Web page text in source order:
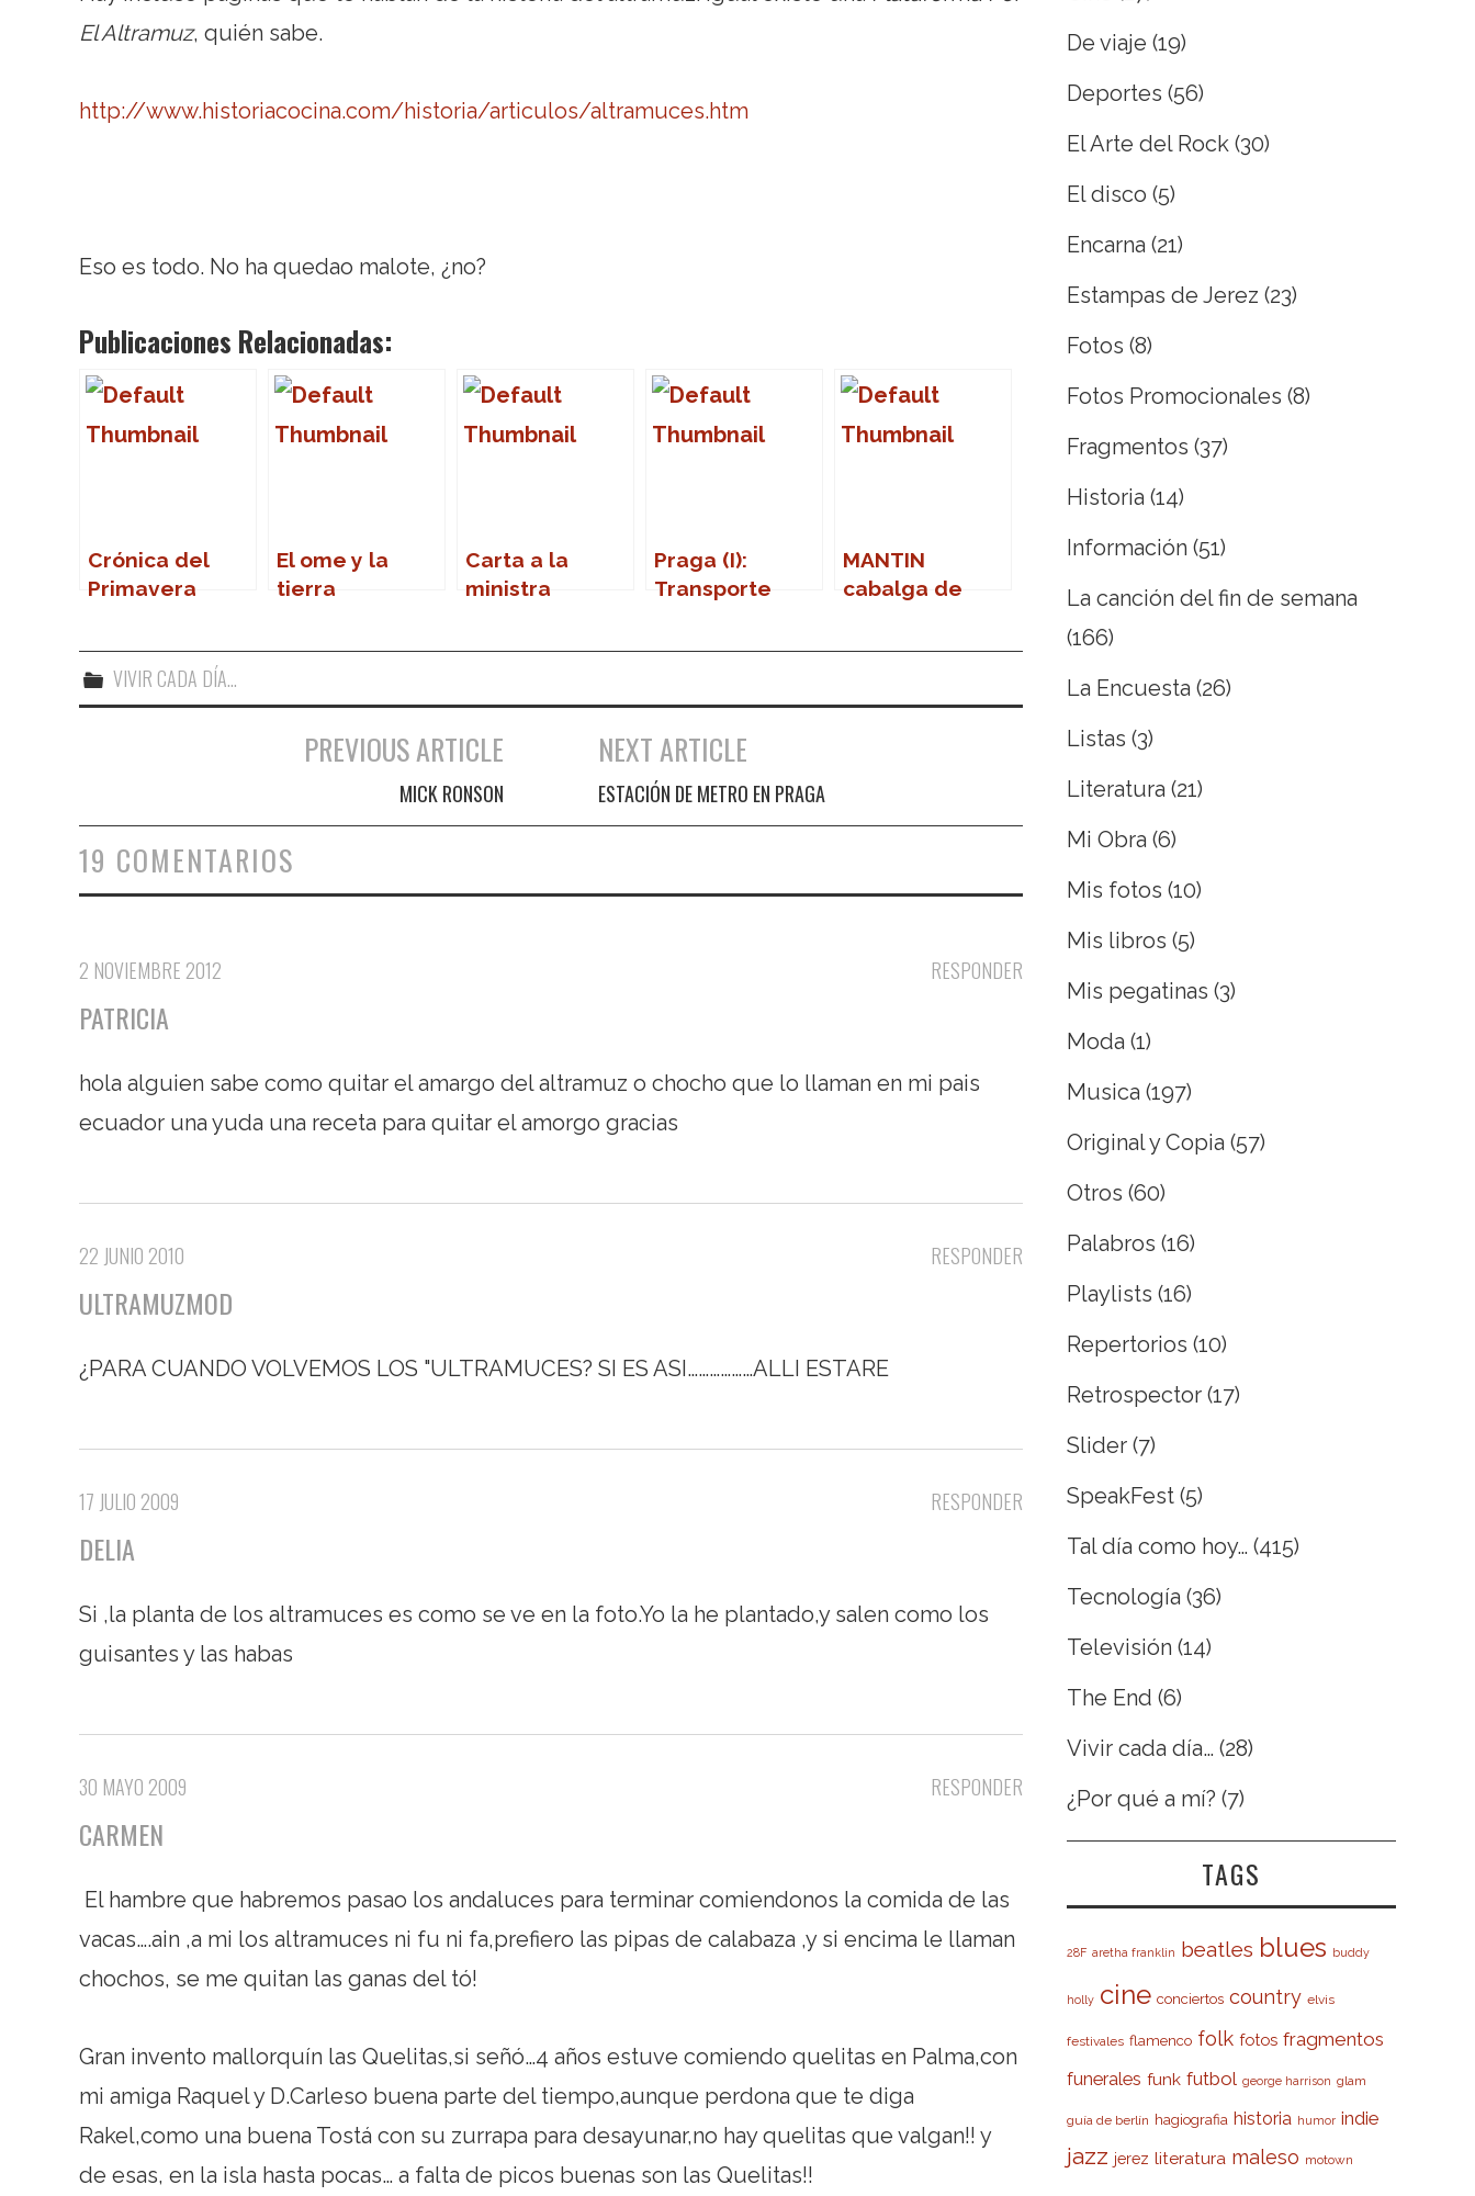
El Altramuz, quién sabe.
http://www.historiacocina.com/historia/articulos/altramuces.htm
Eso es todo. No ha quedao malote, ¿no?
Publicaciones Relacionadas:
Crónica del
Primavera
El ome y la
tierra
Carta a la
ministra
Praga (I):
Transporte
MANTIN
cabalga de
VIVIR CADA DÍA...
Navegación de entradas
PREVIOUS ARTICLE
MICK RONSON
NEXT ARTICLE
ESTACIÓN DE METRO EN PRAGA
19 COMENTARIOS
RESPONDER
2 NOVIEMBRE 2012
PATRICIA
hola alguien sabe como quitar el amargo del altramuz o chocho que lo llaman en mi pais
ecuador una yuda una receta para quitar el amorgo gracias
RESPONDER
22 JUNIO 2010
ULTRAMUZMOD
¿PARA CUANDO VOLVEMOS LOS "ULTRAMUCES? SI ES ASI………………ALLI ESTARE
RESPONDER
17 JULIO 2009
DELIA
Si ,la planta de los altramuces es como se ve en la foto.Yo la he plantado,y salen como los
guisantes y las habas
RESPONDER
30 MAYO 2009
CARMEN
El hambre que habremos pasao los andaluces para terminar comiendonos la comida de las
vacas….ain ,a mi los altramuces ni fu ni fa,prefiero las pipas de calabaza ,y si encima le llaman
chochos, se me quitan las ganas del tó!
Gran invento mallorquín las Quelitas,si señó…4 años estuve comiendo quelitas en Palma,con
mi amiga Raquel y D.Carleso buena parte del tiempo,aunque perdona que te diga
Rakel,como una buena Tostá con su zurrapa para desayunar,no hay quelitas que valgan!! y
de esas, en la isla hasta pocas… a falta de picos buenas son las Quelitas!!
De viaje (19)
Deportes (56)
El Arte del Rock (30)
El disco (5)
Encarna (21)
Estampas de Jerez (23)
Fotos (8)
Fotos Promocionales (8)
Fragmentos (37)
Historia (14)
Información (51)
La canción del fin de semana
(166)
La Encuesta (26)
Listas (3)
Literatura (21)
Mi Obra (6)
Mis fotos (10)
Mis libros (5)
Mis pegatinas (3)
Moda (1)
Musica (197)
Original y Copia (57)
Otros (60)
Palabros (16)
Playlists (16)
Repertorios (10)
Retrospector (17)
Slider (7)
SpeakFest (5)
Tal día como hoy… (415)
Tecnología (36)
Televisión (14)
The End (6)
Vivir cada día… (28)
¿Por qué a mí? (7)
TAGS
28F aretha franklin beatles blues buddy
holly cine conciertos country elvis
festivales flamenco folk fotos fragmentos
funerales funk futbol george harrison glam
guía de berlín hagiografia historia humor indie
jazz jerez literatura maleso motown